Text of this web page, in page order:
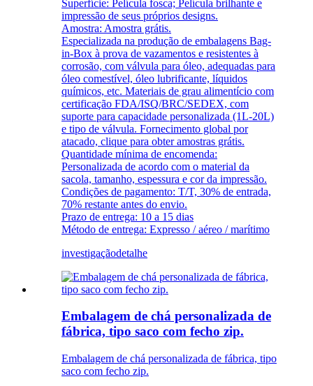
Superfície: Película fosca; Película brilhante e
impressão de seus próprios designs.
Amostra: Amostra grátis.
Especializada na produção de embalagens Bag-
in-Box à prova de vazamentos e resistentes à
corrosão, com válvula para óleo, adequadas para
óleo comestível, óleo lubrificante, líquidos
químicos, etc. Materiais de grau alimentício com
certificação FDA/ISQ/BRC/SEDEX, com
suporte para capacidade personalizada (1L-20L)
e tipo de válvula. Fornecimento global por
atacado, clique para obter amostras grátis.
Quantidade mínima de encomenda:
Personalizada de acordo com o material da
sacola, tamanho, espessura e cor da impressão.
Condições de pagamento: T/T, 30% de entrada,
70% restante antes do envio.
Prazo de entrega: 10 a 15 dias
Método de entrega: Expresso / aéreo / marítimo
investigaçãodetalhe
Embalagem de chá personalizada de
fábrica, tipo saco com fecho zip.
Embalagem de chá personalizada de fábrica, tipo
saco com fecho zip.